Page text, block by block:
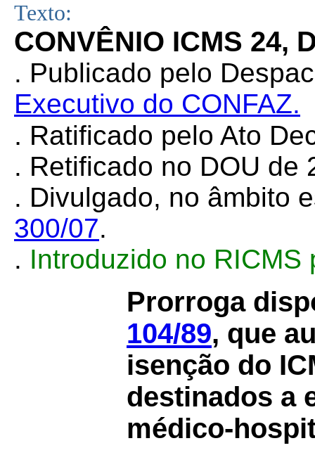
Texto:
CONVÊNIO ICMS 24,
. Publicado pelo
Executivo do CONFAZ.
. Ratificado pelo Ato
. Retificado no DOU de
. Divulgado, no âmbito
300/07.
. Introduzido no
Prorroga
104/89, que
isenção do
destinados a
médico-